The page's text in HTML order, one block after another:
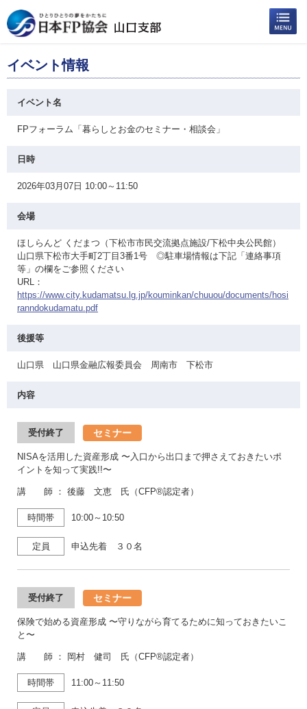
イベント情報
イベント名
FPフォーラム「暮らしとお金のセミナー・相談会」
日時
2026年03月07日 10:00～11:50
会場
ほしらんど くだまつ（下松市市民交流拠点施設/下松中央公民館）
山口県下松市大手町2丁目3番1号 ◎駐車場情報は下記「連絡事項
等」の欄をご参照ください
URL：
https://www.city.kudamatsu.lg.jp/kouminkan/chuuou/documents/hosi
ranndokudamatu.pdf
後援等
山口県 山口県金融広報委員会 周南市 下松市
内容
受付終了 セミナー
NISAを活用した資産形成 〜入口から出口まで押さえておきたいポ
イントを知って実践!!〜
講 師 ： 後藤 文恵 氏（CFP®認定者）
時間帯 10:00～10:50
定員 申込先着 ３０名
受付終了 セミナー
保険で始める資産形成 〜守りながら育てるために知っておきたいこ
と〜
講 師 ： 岡村 健司 氏（CFP®認定者）
時間帯 11:00～11:50